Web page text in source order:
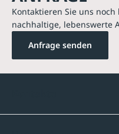
Kontaktieren Sie uns
nachhaltige, lebenswerte
Anfrage senden